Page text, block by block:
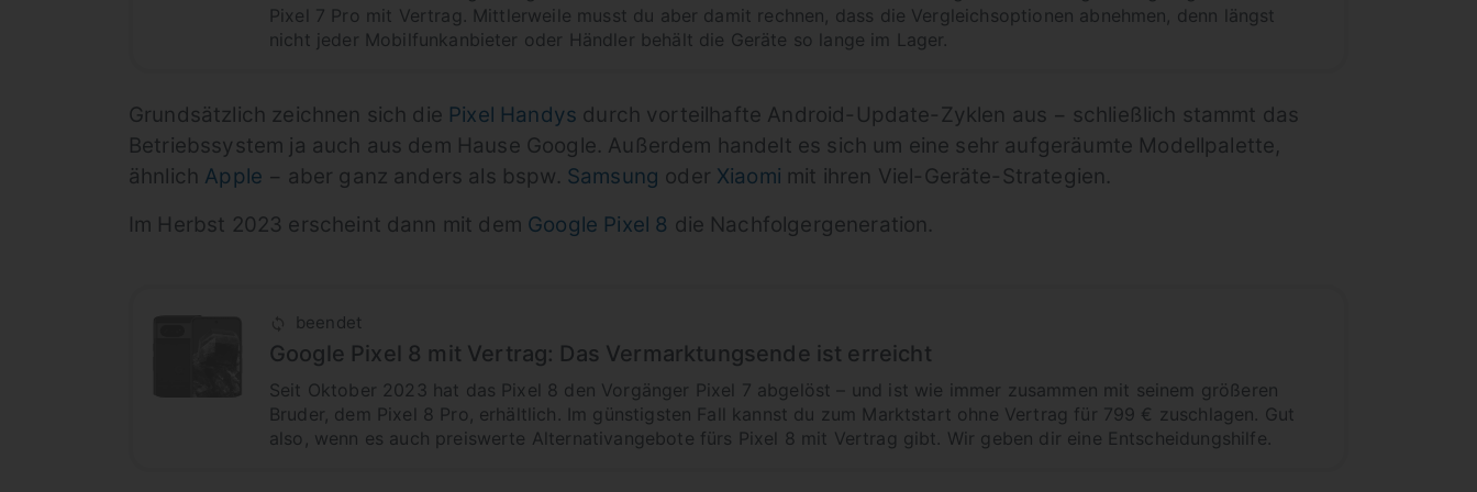
Pixel 7 Pro mit Vertrag. Mittlerweile musst du aber damit rechnen, dass die Vergleichsoptionen abnehmen, denn längst
nicht jeder Mobilfunkanbieter oder Händler behält die Geräte so lange im Lager.
Grundsätzlich zeichnen sich die Pixel Handys durch vorteilhafte Android-Update-Zyklen aus − schließlich stammt das
Betriebssystem ja auch aus dem Hause Google. Außerdem handelt es sich um eine sehr aufgeräumte Modellpalette,
ähnlich Apple − aber ganz anders als bspw. Samsung oder Xiaomi mit ihren Viel-Geräte-Strategien.
Im Herbst 2023 erscheint dann mit dem Google Pixel 8 die Nachfolgergeneration.
beendet
Google Pixel 8 mit Vertrag: Das Vermarktungsende ist erreicht
Seit Oktober 2023 hat das Pixel 8 den Vorgänger Pixel 7 abgelöst – und ist wie immer zusammen mit seinem größeren
Bruder, dem Pixel 8 Pro, erhältlich. Im günstigsten Fall kannst du zum Marktstart ohne Vertrag für 799 € zuschlagen. Gut
also, wenn es auch preiswerte Alternativangebote fürs Pixel 8 mit Vertrag gibt. Wir geben dir eine Entscheidungshilfe.